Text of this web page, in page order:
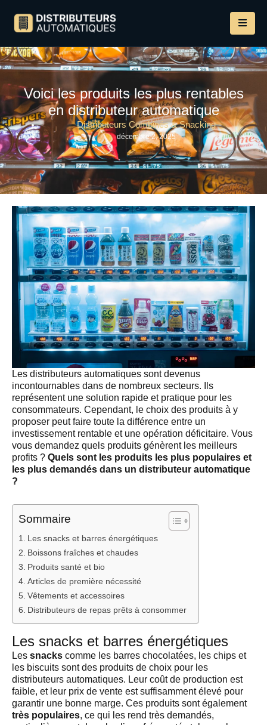
Voici les produits les plus rentables
en distributeur automatique
Distributeurs Combinés & Snacking
décembre 2, 2025
Les distributeurs automatiques sont devenus
incontournables dans de nombreux secteurs. Ils
représentent une solution rapide et pratique pour les
consommateurs. Cependant, le choix des produits à y
proposer peut faire toute la différence entre un
investissement rentable et une opération déficitaire. Vous
vous demandez quels produits génèrent les meilleurs
profits ? Quels sont les produits les plus populaires et
les plus demandés dans un distributeur automatique
?
Sommaire
Les snacks et barres énergétiques
Boissons fraîches et chaudes
Produits santé et bio
Articles de première nécessité
Vêtements et accessoires
Distributeurs de repas prêts à consommer
Les snacks et barres énergétiques
Les snacks comme les barres chocolatées, les chips et
les biscuits sont des produits de choix pour les
distributeurs automatiques. Leur coût de production est
faible, et leur prix de vente est suffisamment élevé pour
garantir une bonne marge. Ces produits sont également
très populaires, ce qui les rend très demandés,